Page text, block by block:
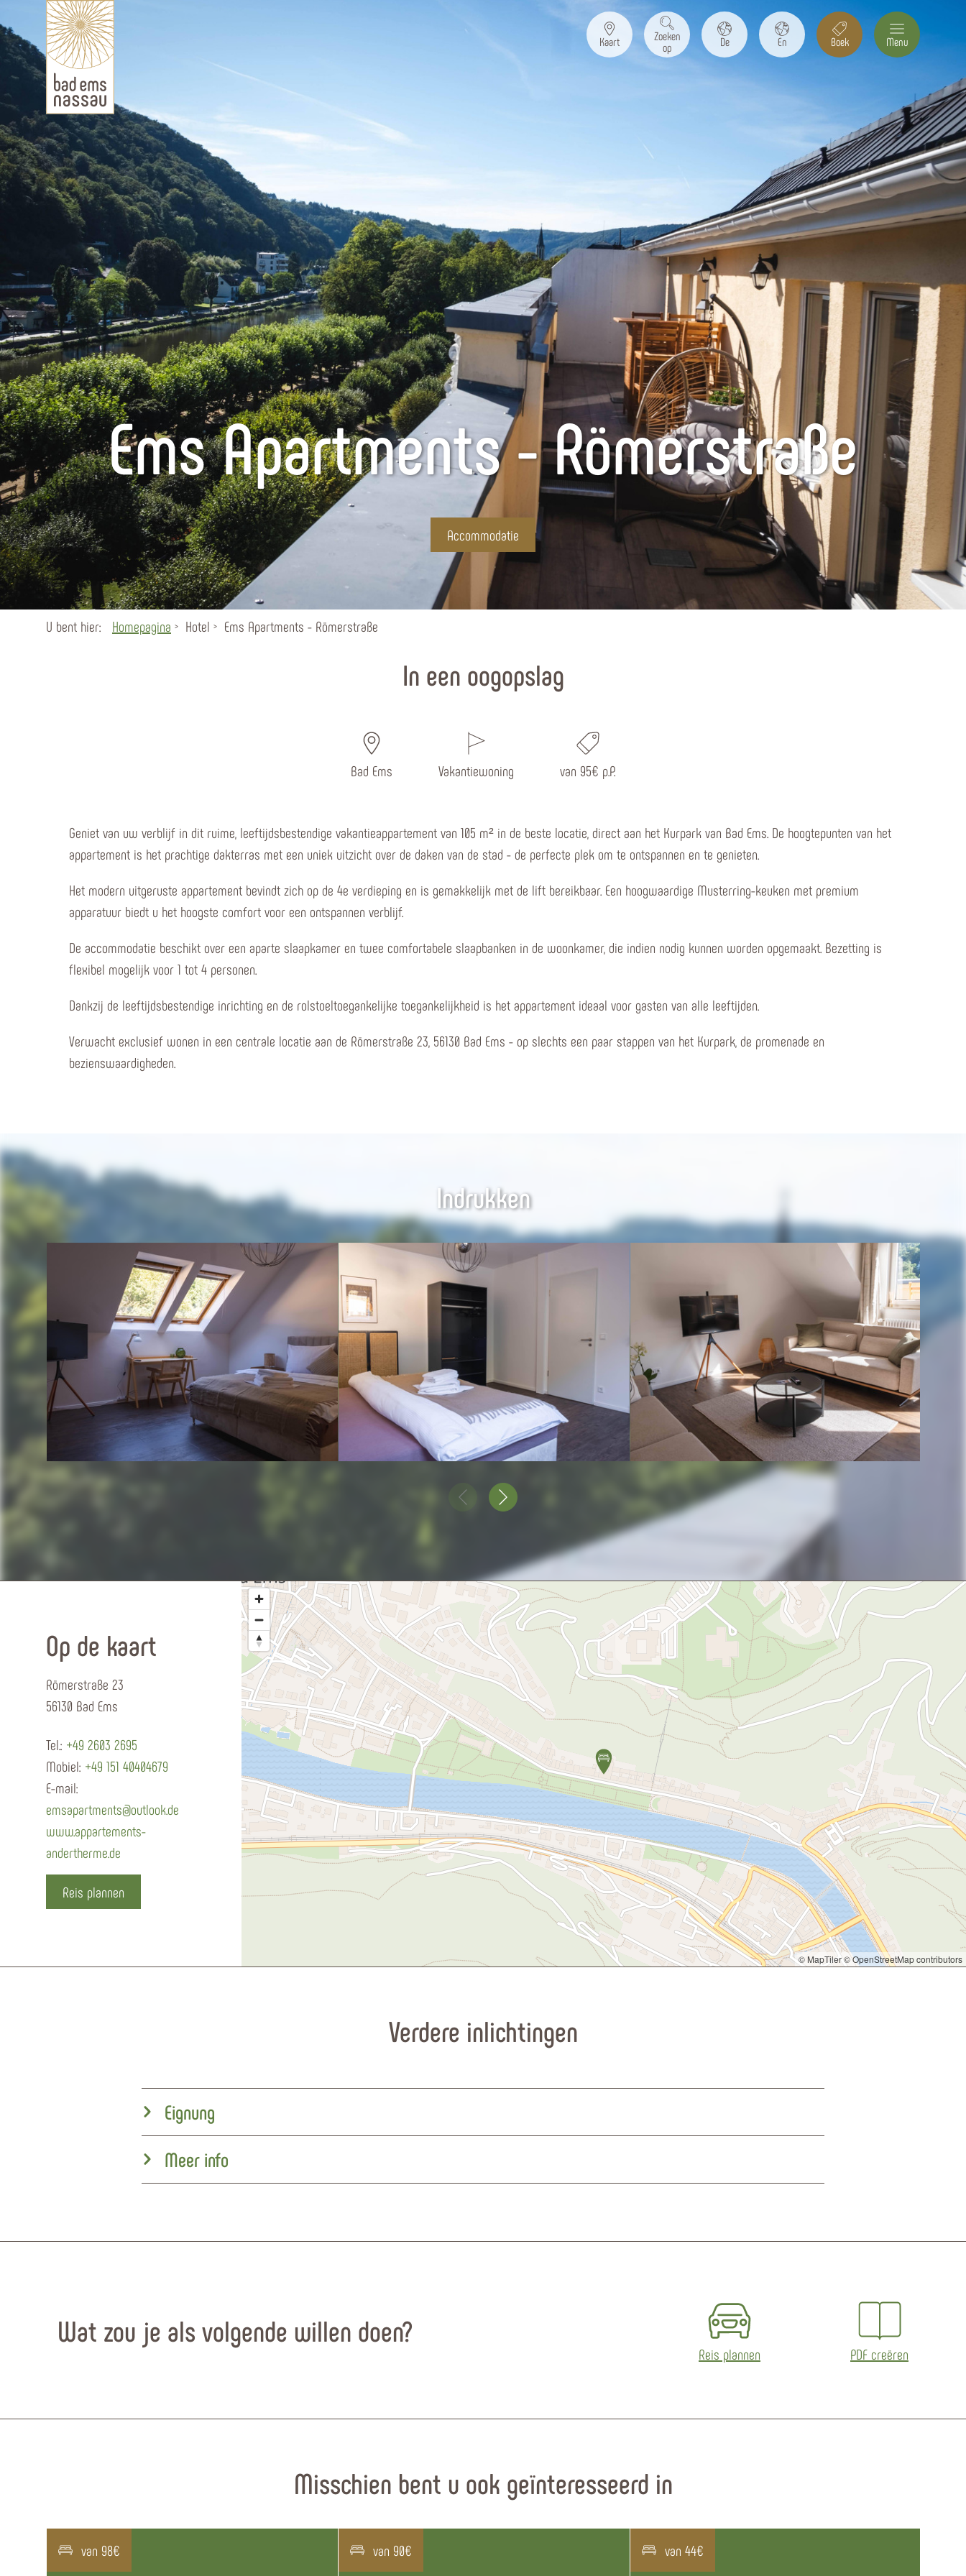
Kaart
Zoeken
op
De En Boek Menu
Ems Apartments - Römerstraße
Accommodatie
U bent hier: Homepagina Hotel Ems Apartments - Römerstraße
In een oogopslag
Bad Ems Vakantiewoning van 95€ p.P.
Geniet van uw verblijf in dit ruime, leeftijdsbestendige vakantieappartement van 105 m² in de beste locatie, direct aan het Kurpark van Bad Ems. De hoogtepunten van het
appartement is het prachtige dakterras met een uniek uitzicht over de daken van de stad - de perfecte plek om te ontspannen en te genieten.
Het modern uitgeruste appartement bevindt zich op de 4e verdieping en is gemakkelijk met de lift bereikbaar. Een hoogwaardige Musterring-keuken met premium
apparatuur biedt u het hoogste comfort voor een ontspannen verblijf.
De accommodatie beschikt over een aparte slaapkamer en twee comfortabele slaapbanken in de woonkamer, die indien nodig kunnen worden opgemaakt. Bezetting is
flexibel mogelijk voor 1 tot 4 personen.
Dankzij de leeftijdsbestendige inrichting en de rolstoeltoegankelijke toegankelijkheid is het appartement ideaal voor gasten van alle leeftijden.
Verwacht exclusief wonen in een centrale locatie aan de Römerstraße 23, 56130 Bad Ems - op slechts een paar stappen van het Kurpark, de promenade en
bezienswaardigheden.
Indrukken
Op de kaart
Römerstraße 23
56130 Bad Ems
Tel.: +49 2603 2695
Mobiel: +49 151 40404679
E-mail:
emsapartments@outlook.de
www.appartements-
andertherme.de
Reis plannen
© MapTiler© OpenStreetMap contributors
Verdere inlichtingen
Eignung
Meer info
Wat zou je als volgende willen doen?
Reis plannen PDF creëren
Misschien bent u ook geïnteresseerd in
van 98€ van 90€ van 44€